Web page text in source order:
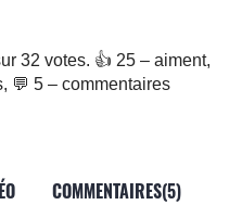
32 votes. 👍 25 – aiment,
💬 5 – commentaires
COMMENTAIRES(5)